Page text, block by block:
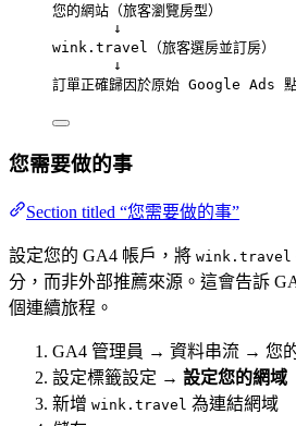
您的網站（旅客瀏覽房型）
↓
wink.travel（旅客選房並訂房）
↓
訂單正確歸因於原始 Google Ads
您需要做的事
Section titled “您需要做的事”
設定您的 GA4 帳戶，將 wink.travel
分，而非外部推薦來源。這會告訴
個連續旅程。
GA4 管理員 → 資料串流 → 您
設定標籤設定 → 設定您的網域
新增 wink.travel 為連結網域